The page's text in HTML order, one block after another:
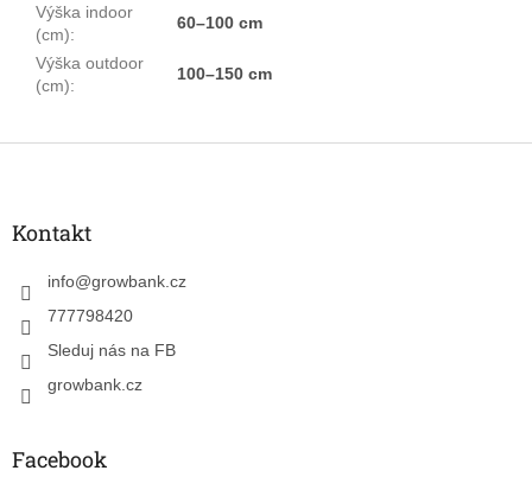
Výška indoor
(cm):
60–100 cm
Výška outdoor
(cm):
100–150 cm
Z
Kontakt
info@growbank.cz
777798420
Sleduj nás na FB
growbank.cz
Facebook